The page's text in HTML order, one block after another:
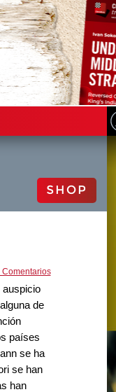
SHOP
Comentarios
auspicio
de
países
se ha
se han
han